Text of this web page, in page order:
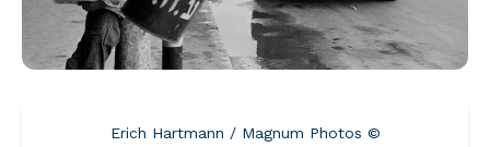
© Erich Hartmann / Magnum Photos